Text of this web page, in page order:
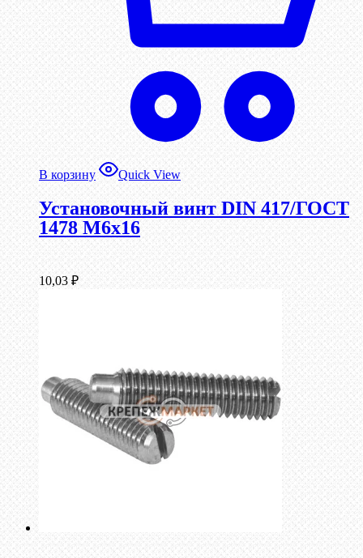
В корзину Quick View
Установочный винт DIN 417/ГОСТ
1478 М6х16
10,03 ₽